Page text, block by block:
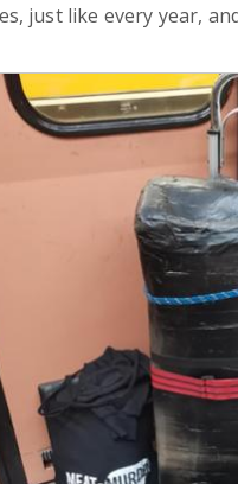
just like every year,